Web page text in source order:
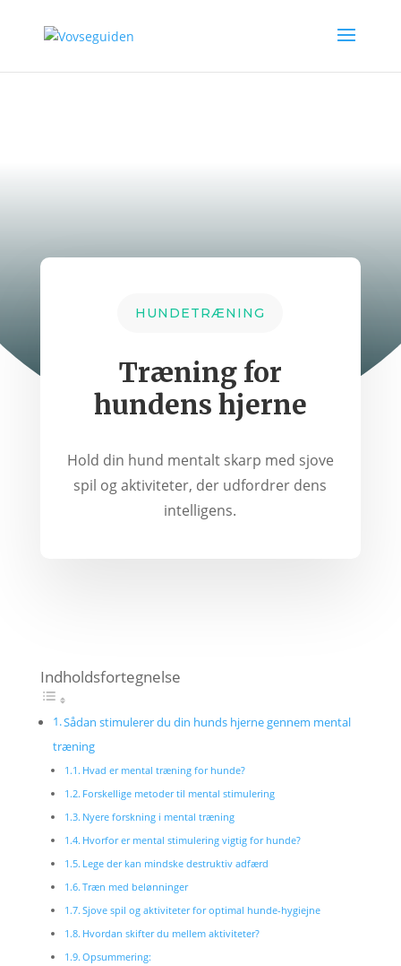
HUNDETRÆNING
Træning for
hundens hjerne
Hold din hund mentalt skarp med sjove
spil og aktiviteter, der udfordrer dens
intelligens.
Indholdsfortegnelse
Sådan stimulerer du din hunds hjerne gennem mental
træning
Hvad er mental træning for hunde?
Forskellige metoder til mental stimulering
Nyere forskning i mental træning
Hvorfor er mental stimulering vigtig for hunde?
Lege der kan mindske destruktiv adfærd
Træn med belønninger
Sjove spil og aktiviteter for optimal hunde-hygiejne
Hvordan skifter du mellem aktiviteter?
Opsummering: